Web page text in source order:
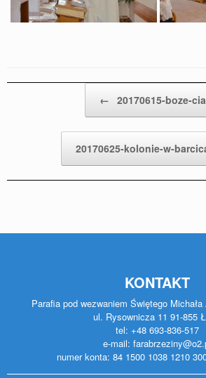
← 20170615-boze-
20170625-kolonie-w-
KONTAKT
Parafia pod wezwaniem Świętego
ul. Rysownicza 11 91-855
tel: +48 693-836-517
e-mail:
numer konta: 84 1500 1038 1210